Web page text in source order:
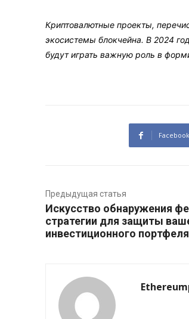
Криптовалютные проекты,
экосистемы блокчейна. В 2024
будут играть важную роль в
Facebook
Предыдущая статья
Искусство обнаружения
стратегии для защиты
инвестиционного портфеля